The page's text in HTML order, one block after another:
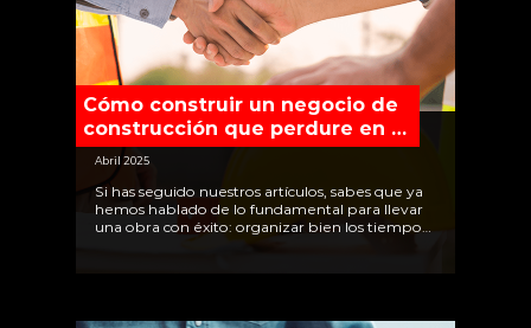
Cómo construir un negocio de
construcción que perdure en el
tiempo
Abril 2025
Si has seguido nuestros artículos, sabes que ya
hemos hablado de lo fundamental para llevar
una obra con éxito: organizar bien los tiempos